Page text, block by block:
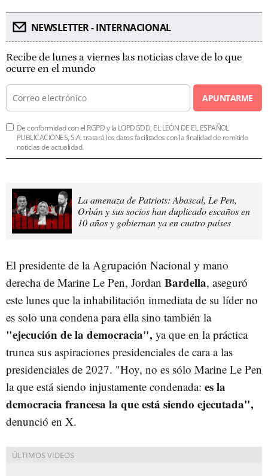
NEWSLETTER - INTERNACIONAL
Recibe de lunes a viernes las noticias clave de lo que
ocurre en el mundo
APUNTARME
De conformidad con el RGPD y la LOPDGDD, EL LEÓN DE EL ESPAÑOL
PUBLICACIONES, S.A. tratará los datos facilitados con la finalidad de remitirle
noticias de actualidad.
La amenaza de Patriots: Abascal, Le Pen,
Orbán y sus socios han duplicado escaños en
10 años y gobiernan ya en cuatro países
El presidente de la Agrupación Nacional y mano
derecha de Marine Le Pen, Jordan Bardella, aseguró
este lunes que la inhabilitación inmediata de su líder no
es solo una condena para ella sino también la
"ejecución de la democracia", ya que en la práctica
trunca sus aspiraciones presidenciales de cara a las
presidenciales de 2027. "Hoy, no es sólo Marine Le Pen
la que está siendo injustamente condenada: es la
democracia francesa la que está siendo ejecutada",
denunció en X.